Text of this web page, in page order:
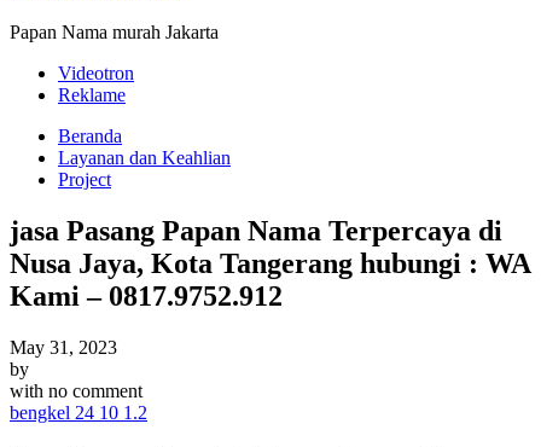
Papan Nama murah Jakarta
Videotron
Reklame
Beranda
Layanan dan Keahlian
Project
jasa Pasang Papan Nama Terpercaya di
Nusa Jaya, Kota Tangerang hubungi : WA
Kami – 0817.9752.912
May 31, 2023
by
with no comment
bengkel 24 10 1.2